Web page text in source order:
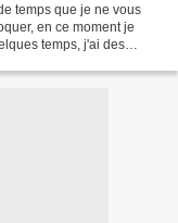
temps que je ne vous
en ce moment je
temps, j'ai des